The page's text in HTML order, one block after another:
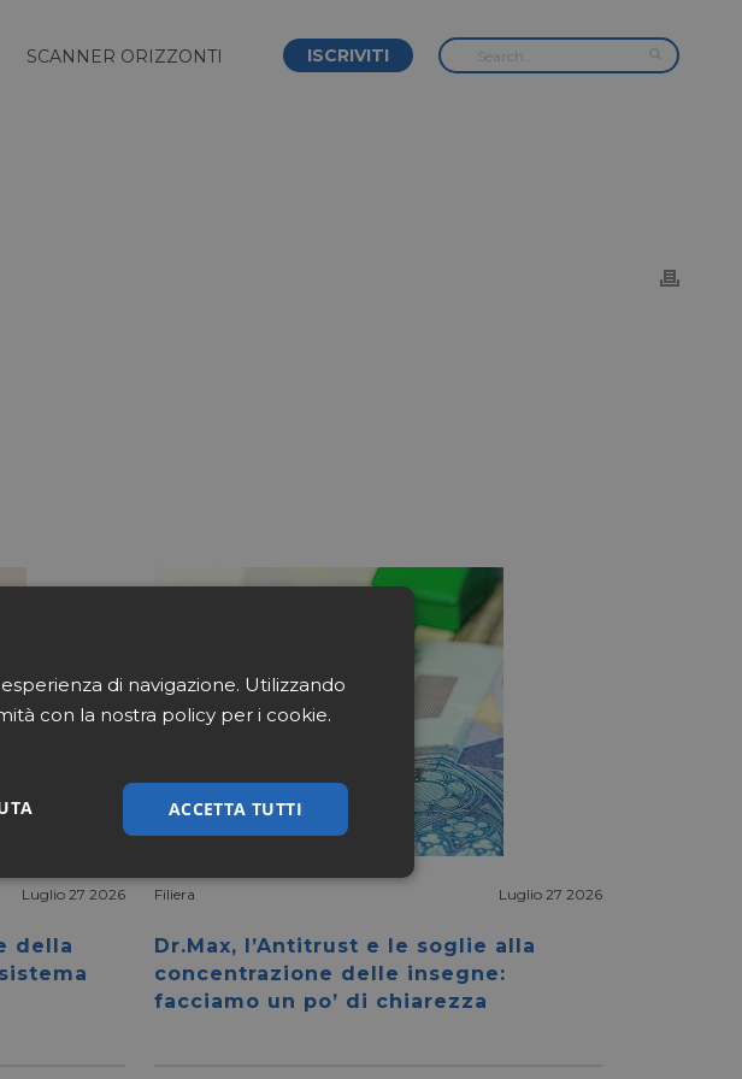
SCANNER ORIZZONTI ISCRIVITI
Luglio 27 2026
della
Filiera Luglio 27 2026
Dr.Max, l’Antitrust e le soglie alla
concentrazione delle insegne:
facciamo un po’ di chiarezza
di navigazione. Utilizzando
con la nostra policy per i cookie.
ACCETTA TUTTI
Non classificati